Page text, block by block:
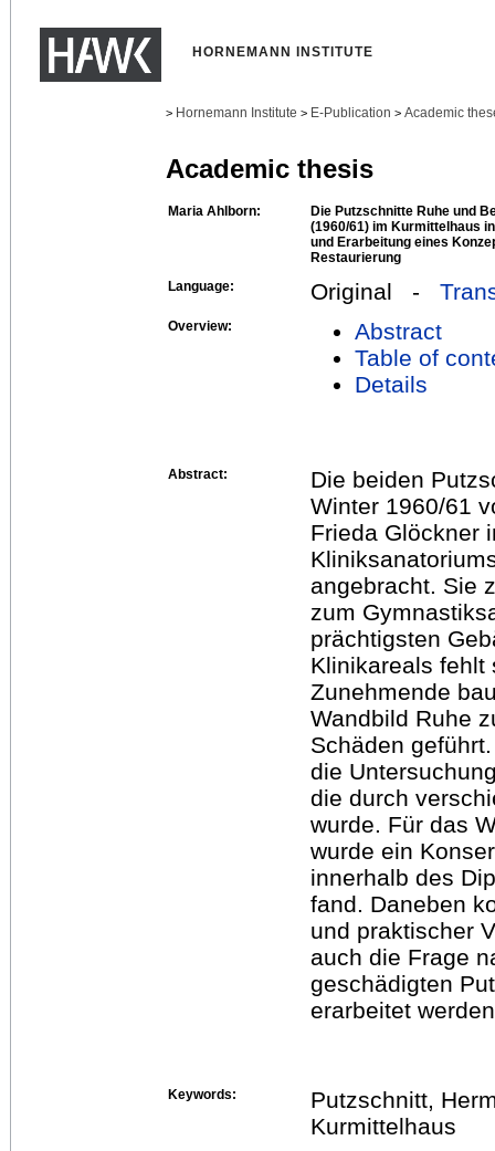
HORNEMANN INSTITUTE
> Hornemann Institute > E-Publication > Academic
Academic thesis
Maria Ahlborn:
Die Putzschnitte Ruhe und
(1960/61) im Kurmittelhaus
und Erarbeitung eines
Restaurierung
Language:
Original -
Overview:
Abstract
Table of
Details
Abstract:
Die beiden
Winter 1960/61
Frieda Glöckner
angebracht. Sie
zum
prächtigsten
Klinikareals fehlt
Zunehmende
Wandbild Ruhe
Schäden
die
die durch
wurde. Für das
wurde ein
innerhalb des
fand. Daneben
und praktischer
auch die Frage
geschädigten
erarbeitet werden
Keywords:
Putzschnitt,
Kurmittelhaus